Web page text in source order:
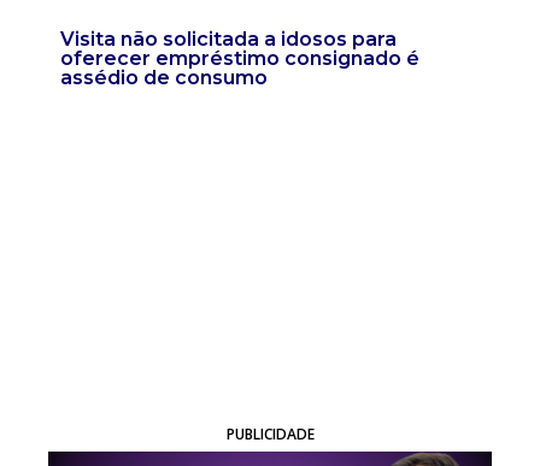
Visita não solicitada a idosos para
oferecer empréstimo consignado é
assédio de consumo
PUBLICIDADE